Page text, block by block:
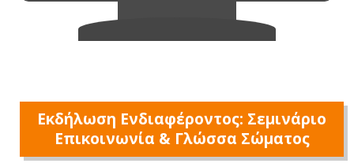
Εκδήλωση Ενδιαφέροντος: Σεμινάριο
Επικοινωνία & Γλώσσα Σώματος